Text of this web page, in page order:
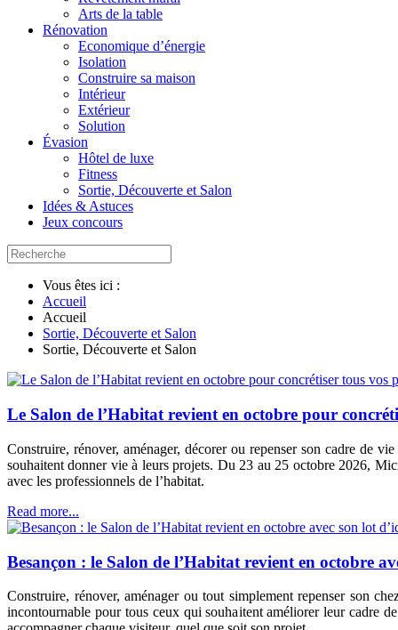
Arts de la table
Rénovation
Economique d’énergie
Isolation
Construire sa maison
Intérieur
Extérieur
Solution
Évasion
Hôtel de luxe
Fitness
Sortie, Découverte et Salon
Idées & Astuces
Jeux concours
Vous êtes ici :
Accueil
Accueil
Sortie, Découverte et Salon
Sortie, Découverte et Salon
Le Salon de l’Habitat revient en octobre pour
Construire, rénover, aménager, décorer ou repenser son cadre de
souhaitent donner vie à leurs projets. Du 23 au 25 octobre 2026,
avec les professionnels de l’habitat.
Read more...
Besançon : le Salon de l’Habitat revient en octobre
Construire, rénover, aménager ou tout simplement repenser son
incontournable pour tous ceux qui souhaitent améliorer leur cadre